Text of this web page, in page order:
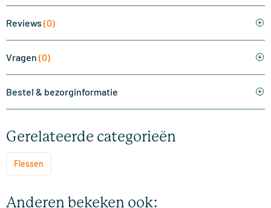
Reviews (0)
Vragen (0)
Bestel & bezorginformatie
Gerelateerde categorieën
Flessen
Anderen bekeken ook: